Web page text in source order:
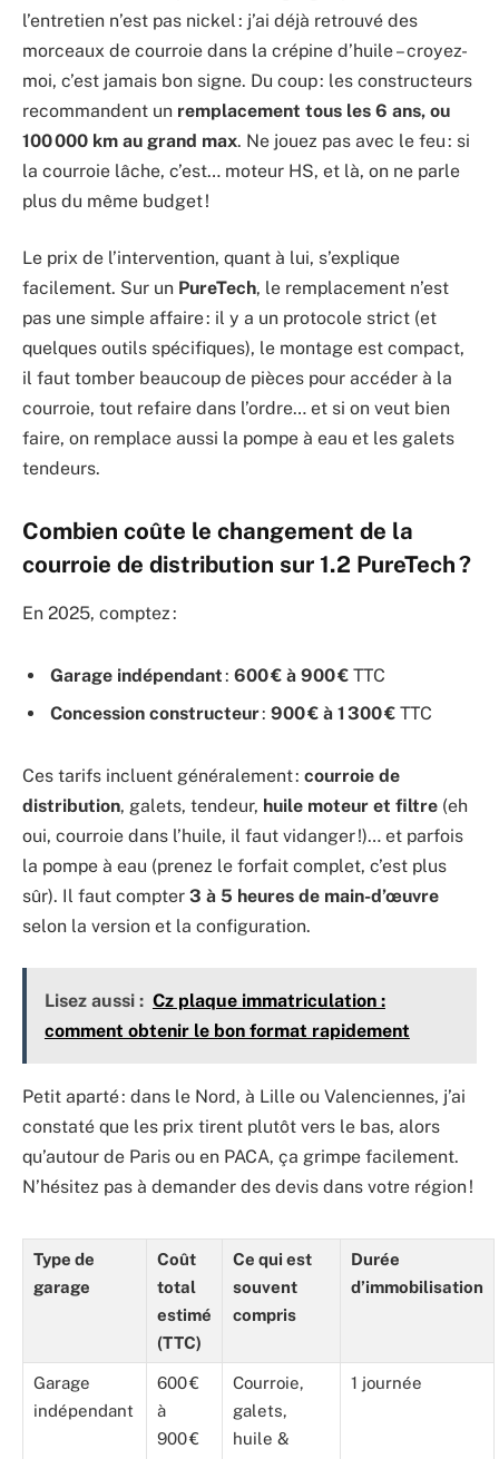
l’entretien n’est pas nickel : j’ai déjà retrouvé des
morceaux de courroie dans la crépine d’huile – croyez-
moi, c’est jamais bon signe. Du coup : les constructeurs
recommandent un remplacement tous les 6 ans, ou
100 000 km au grand max. Ne jouez pas avec le feu : si
la courroie lâche, c’est… moteur HS, et là, on ne parle
plus du même budget !
Le prix de l’intervention, quant à lui, s’explique
facilement. Sur un PureTech, le remplacement n’est
pas une simple affaire : il y a un protocole strict (et
quelques outils spécifiques), le montage est compact,
il faut tomber beaucoup de pièces pour accéder à la
courroie, tout refaire dans l’ordre… et si on veut bien
faire, on remplace aussi la pompe à eau et les galets
tendeurs.
Combien coûte le changement de la
courroie de distribution sur 1.2 PureTech ?
En 2025, comptez :
Garage indépendant: 600 € à 900 € TTC
Concession constructeur: 900 € à 1 300 € TTC
Ces tarifs incluent généralement : courroie de
distribution, galets, tendeur, huile moteur et filtre (eh
oui, courroie dans l’huile, il faut vidanger !)… et parfois
la pompe à eau (prenez le forfait complet, c’est plus
sûr). Il faut compter 3 à 5 heures de main-d’œuvre
selon la version et la configuration.
Lisez aussi : Cz plaque immatriculation :
comment obtenir le bon format rapidement
Petit aparté : dans le Nord, à Lille ou Valenciennes, j’ai
constaté que les prix tirent plutôt vers le bas, alors
qu’autour de Paris ou en PACA, ça grimpe facilement.
N’hésitez pas à demander des devis dans votre région !
Type de
garage
Coût
total
estimé
(TTC)
Ce qui est
souvent
compris
Durée
d’immobilisation
Garage
indépendant
600 €
à
900 €
Courroie,
galets,
huile &
1 journée